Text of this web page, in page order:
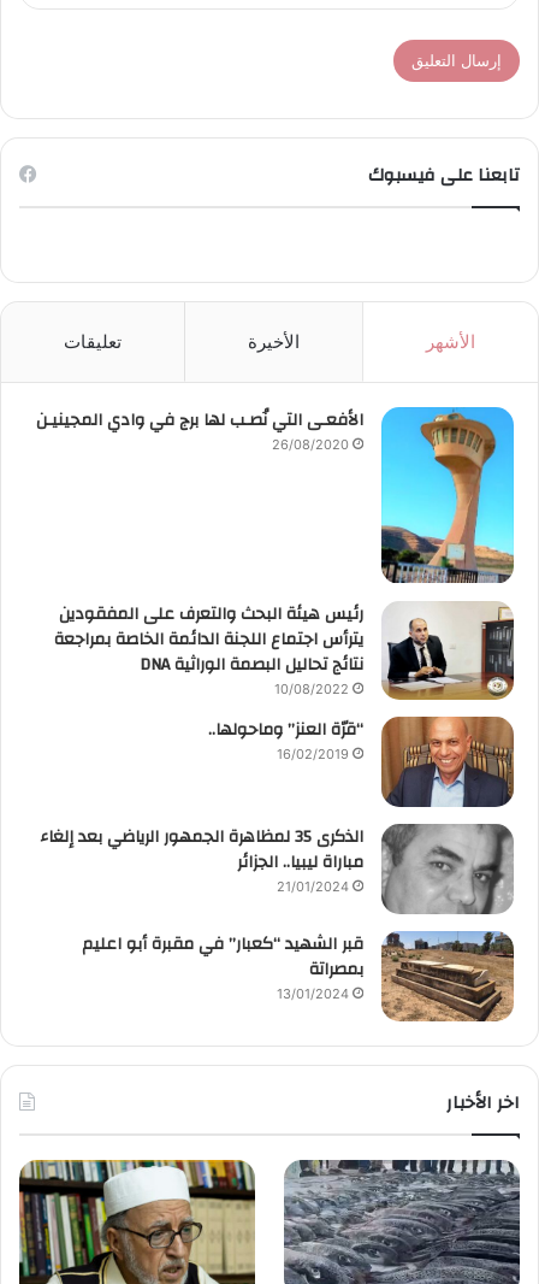
تابعنا على فيسبوك
الأشهر الأخيرة تعليقات
الأفعـى التي نُصـب لها برج في وادي المجينيـن
26/08/2020
رئيس هيئة البحث والتعرف على المفقودين
يترأس اجتماع اللجنة الدائمة الخاصة بمراجعة
نتائج تحاليل البصمة الوراثية DNA
10/08/2022
“قرّة العنز” وماحولها..
16/02/2019
الذكرى 35 لمظاهرة الجمهور الرياضي بعد إلغاء
مباراة ليبيا.. الجزائر
21/01/2024
قبر الشهيد “كعبار” في مقبرة أبو اعليم
بمصراتة
13/01/2024
اخر الأخبار